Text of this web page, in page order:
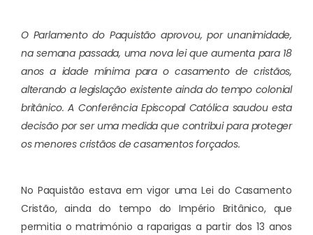
O Parlamento do Paquistão aprovou, por unanimidade,
na semana passada, uma nova lei que aumenta para 18
anos a idade mínima para o casamento de cristãos,
alterando a legislação existente ainda do tempo colonial
britânico. A Conferência Episcopal Católica saudou esta
decisão por ser uma medida que contribui para proteger
os menores cristãos de casamentos forçados.
No Paquistão estava em vigor uma Lei do Casamento
Cristão, ainda do tempo do Império Britânico, que
permitia o matrimónio a raparigas a partir dos 13 anos